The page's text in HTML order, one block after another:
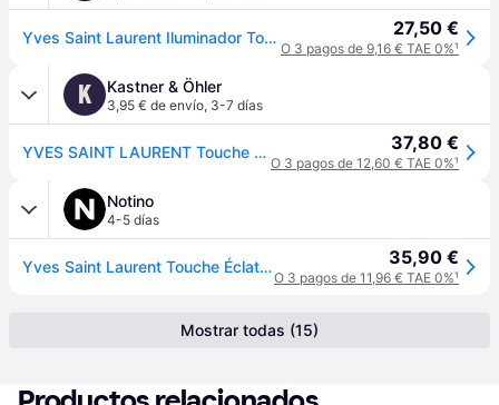
Yves Saint Laurent Iluminador Touche Eclat 27,50 €
O 3 pagos de 9,16 € TAE 0%¹
K Kastner & Öhler
3,95 € de envío, 3-7 días
YVES SAINT LAURENT Touche Éclat Concealer (01 Luminous Radiance) - beige - EG 37,80 €
O 3 pagos de 12,60 € TAE 0%¹
Notino
4-5 días
Yves Saint Laurent Touche Éclat Radiant Touch lápiz iluminador con pigmentos que reflejan la luz para todo tipo de pieles tono 1 Rose Lumière / Lumino 35,90 €
O 3 pagos de 11,96 € TAE 0%¹
Mostrar todas (15)